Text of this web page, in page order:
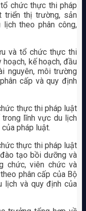
chức thực thi pháp
triển thị trường, sản
theo phân công,
và tổ chức thực thi
kế hoạch, đầu
nguyên, môi trường
cấp và quy định
thực thi pháp luật
lĩnh vực du lịch
pháp luật.
thực thi pháp luật
tạo bồi dưỡng và
chức, viên chức và
phân cấp của Bộ
lịch và quy định của